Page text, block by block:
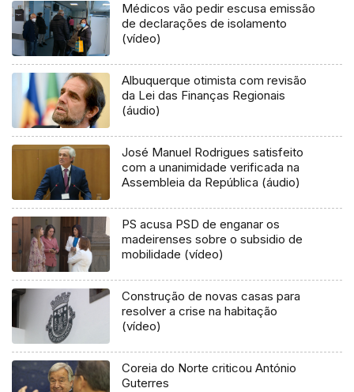
Médicos vão pedir escusa emissão
de declarações de isolamento
(vídeo)
Albuquerque otimista com revisão
da Lei das Finanças Regionais
(áudio)
José Manuel Rodrigues satisfeito
com a unanimidade verificada na
Assembleia da República (áudio)
PS acusa PSD de enganar os
madeirenses sobre o subsidio de
mobilidade (vídeo)
Construção de novas casas para
resolver a crise na habitação
(vídeo)
Coreia do Norte criticou António
Guterres